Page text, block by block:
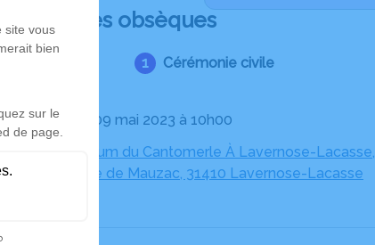
Déroulé des obsèques
Cérémonie civile
Le mardi 09 mai 2023 à 10h00
Crématorium du Cantomerle À Lavernose-Lacasse,
444 Route de Mauzac, 31410 Lavernose-Lacasse